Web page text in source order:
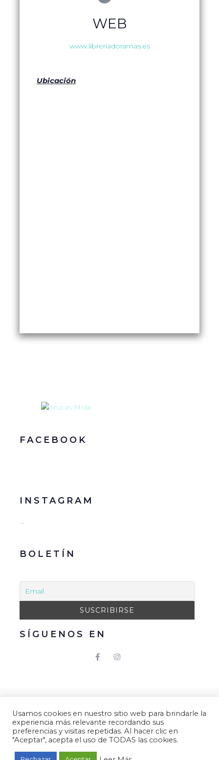
WEB
www.libreriadoramas.es
Ubicación
FACEBOOK
INSTAGRAM
…
BOLETÍN
SÍGUENOS EN
© 2021 Gacmark – Arucas Mola. Todos los derechos
reservados.
Aviso Legal|Política de Privacidad|Política de
Cookies.
Desarrollado por
Usamos cookies en nuestro sitio web para brindarle la
experiencia más relevante recordando sus
preferencias y visitas repetidas. Al hacer clic en
"Aceptar", acepta el uso de TODAS las cookies.